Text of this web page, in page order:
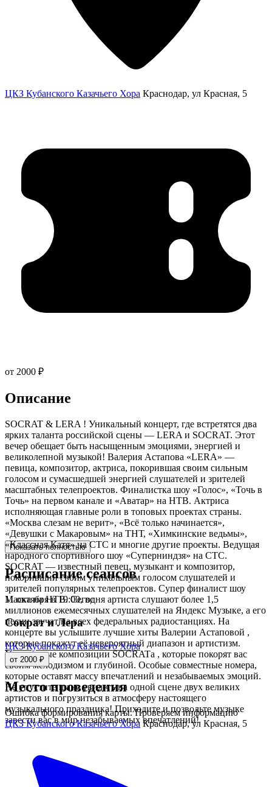
ЦКЗ Кубанского Казачьего Хора Краснодар, ул Красная, 5
от 2000 ₽
Описание
SOCRAT & LERA ! Уникальный концерт, где встретятся два
ярких таланта российской сцены — LERA и SOCRAT. Этот
вечер обещает быть насыщенным эмоциями, энергией и
великолепной музыкой! Валерия Астапова «LERA» —
певица, композитор, актриса, покорившая своим сильным
голосом и сумасшедшей энергией слушателей и зрителей
масштабных телепроектов. Финалистка шоу «Голос», «Точь в
Точь» на первом канале и «Аватар» на НТВ. Актриса
исполняющая главные роли в топовых проектах страны.
«Москва слезам не верит», «Всё только начинается»,
«Девушки с Макаровым» на ТНТ, «Химкинские ведьмы»,
«Классная Катя» на СТС и многие другие проекты. Ведущая
народного спортивного шоу «Суперниндзя» на СТС.
SOCRAT — известный певец, музыкант и композитор,
покоривший своим уникальным голосом слушателей и
зрителей популярных телепроектов. Супер финалист шоу
Маска на НТВ. Сегодня артиста слушают более 1,5
миллионов ежемесячных слушателей на Яндекс Музыке, а его
песни звучат на всех федеральных радиостанциях. На
концерте вы услышите лучшие хиты Валерии Астаповой ,
которые покажут её невероятный диапазон и артистизм.
Уникальные композиции SOCRATа , которые покорят вас
своим мелодизмом и глубиной. Особые совместные номера,
которые оставят массу впечатлений и незабываемых эмоций.
Не упустите шанс увидеть на одной сцене двух великих
артистов и погрузиться в атмосферу настоящего
музыкального праздника! Приходите и позвольте музыке
завести вас в мир незабываемых впечатлений!
Показать полностью
Расписание сеансов
11 октября в 19:00, вс
Сократ и Лера
ЦКЗ Кубанского Казачьего Хора
от 2000 ₽
Место проведения
Ошибка формирования карты. Проверяем информацию
ЦКЗ Кубанского Казачьего Хора Краснодар, ул Красная, 5